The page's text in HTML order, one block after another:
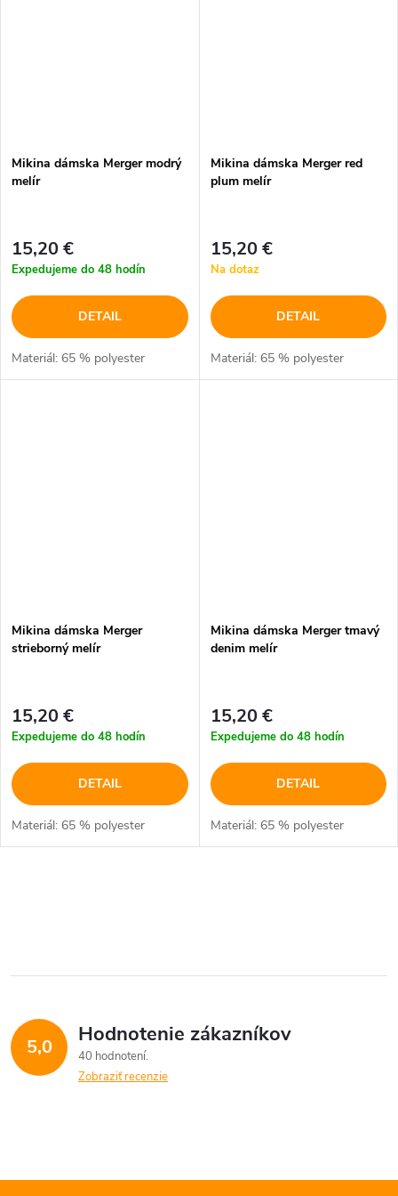
Mikina dámska Merger modrý
melír
15,20 €
Expedujeme do 48 hodín
DETAIL
Materiál: 65 % polyester
Mikina dámska Merger red
plum melír
15,20 €
Na dotaz
DETAIL
Materiál: 65 % polyester
Mikina dámska Merger
strieborný melír
15,20 €
Expedujeme do 48 hodín
DETAIL
Materiál: 65 % polyester
Mikina dámska Merger tmavý
denim melír
15,20 €
Expedujeme do 48 hodín
DETAIL
Materiál: 65 % polyester
l
d
a
e
5,0 Hodnotenie zákazníkov
40 hodnotení
Zobraziť recenzie